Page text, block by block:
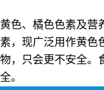
色、橘色色素及
，现广泛用作黄
，只会更不安全
。